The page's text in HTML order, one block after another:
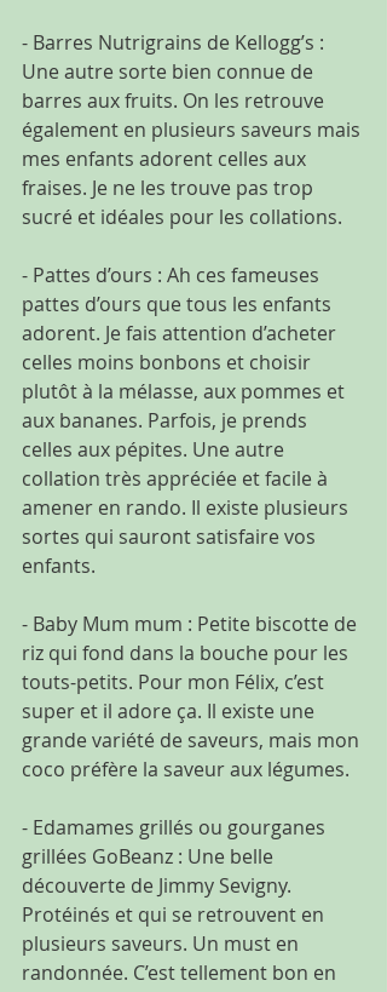
- Barres Nutrigrains de Kellogg’s :
Une autre sorte bien connue de
barres aux fruits. On les retrouve
également en plusieurs saveurs mais
mes enfants adorent celles aux
fraises. Je ne les trouve pas trop
sucré et idéales pour les collations.
- Pattes d’ours : Ah ces fameuses
pattes d’ours que tous les enfants
adorent. Je fais attention d’acheter
celles moins bonbons et choisir
plutôt à la mélasse, aux pommes et
aux bananes. Parfois, je prends
celles aux pépites. Une autre
collation très appréciée et facile à
amener en rando. Il existe plusieurs
sortes qui sauront satisfaire vos
enfants.
- Baby Mum mum : Petite biscotte de
riz qui fond dans la bouche pour les
touts-petits. Pour mon Félix, c’est
super et il adore ça. Il existe une
grande variété de saveurs, mais mon
coco préfère la saveur aux légumes.
- Edamames grillés ou gourganes
grillées GoBeanz : Une belle
découverte de Jimmy Sevigny.
Protéinés et qui se retrouvent en
plusieurs saveurs. Un must en
randonnée. C’est tellement bon en